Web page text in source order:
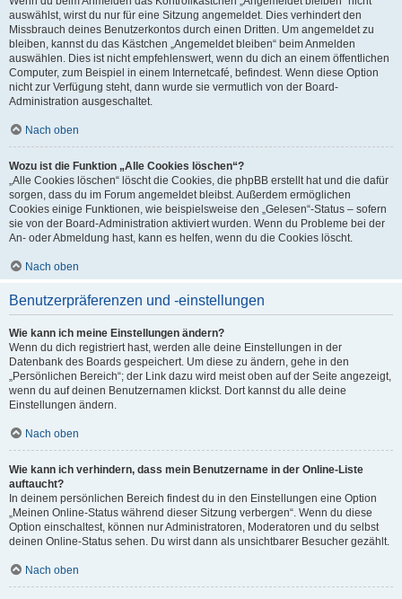
auswählst, wirst du nur für eine Sitzung angemeldet. Dies verhindert den
Missbrauch deines Benutzerkontos durch einen Dritten. Um angemeldet zu
bleiben, kannst du das Kästchen „Angemeldet bleiben“ beim Anmelden
auswählen. Dies ist nicht empfehlenswert, wenn du dich an einem öffentlichen
Computer, zum Beispiel in einem Internetcafé, befindest. Wenn diese Option
nicht zur Verfügung steht, dann wurde sie vermutlich von der Board-
Administration ausgeschaltet.
Nach oben
Wozu ist die Funktion „Alle Cookies löschen“?
„Alle Cookies löschen“ löscht die Cookies, die phpBB erstellt hat und die dafür
sorgen, dass du im Forum angemeldet bleibst. Außerdem ermöglichen
Cookies einige Funktionen, wie beispielsweise den „Gelesen“-Status – sofern
sie von der Board-Administration aktiviert wurden. Wenn du Probleme bei der
An- oder Abmeldung hast, kann es helfen, wenn du die Cookies löscht.
Nach oben
Benutzerpräferenzen und -einstellungen
Wie kann ich meine Einstellungen ändern?
Wenn du dich registriert hast, werden alle deine Einstellungen in der
Datenbank des Boards gespeichert. Um diese zu ändern, gehe in den
„Persönlichen Bereich“; der Link dazu wird meist oben auf der Seite angezeigt,
wenn du auf deinen Benutzernamen klickst. Dort kannst du alle deine
Einstellungen ändern.
Nach oben
Wie kann ich verhindern, dass mein Benutzername in der Online-Liste
auftaucht?
In deinem persönlichen Bereich findest du in den Einstellungen eine Option
„Meinen Online-Status während dieser Sitzung verbergen“. Wenn du diese
Option einschaltest, können nur Administratoren, Moderatoren und du selbst
deinen Online-Status sehen. Du wirst dann als unsichtbarer Besucher gezählt.
Nach oben